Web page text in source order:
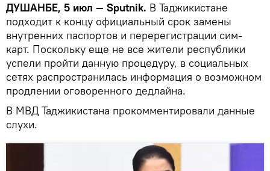
ДУШАНБЕ, 5 июл — Sputnik. В Таджикистане
подходит к концу официальный срок замены
внутренних паспортов и перерегистрации сим-
карт. Поскольку еще не все жители республики
успели пройти данную процедуру, в социальных
сетях распространилась информация о возможном
продлении оговоренного дедлайна.
В МВД Таджикистана прокомментировали данные
слухи.